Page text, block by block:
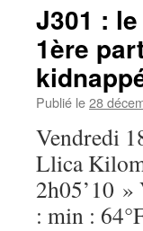
J301 :
1ère
Publié le28
Vendredi
Llica
2h05’10
: min :